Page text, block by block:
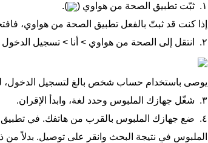
١. ثبّت تطبيق الصحة من هواوي (
).
إذا كنت قد ثبتّ بالفعل تطبيق الصحة من هواوي،
٢.
انتقل إلى الصحة من هواوي > أنا > تسجيل
يوصى باستخدام حساب شخص بالغ لتسجيل الدخول،
٣.
شغّل جهازك الملبوس وحدد لغة، وابدأ الإقران.
٤.
ضع جهازك الملبوس بالقرب من هاتفك. في تطبيق
الملبوس في نتيجة البحث وانقر على توصيل. بدلاً من